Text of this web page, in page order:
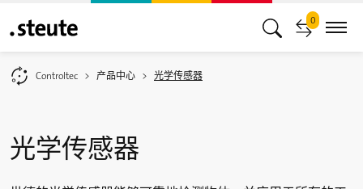
0
Controltec 产品中心 光学传感器
光学传感器